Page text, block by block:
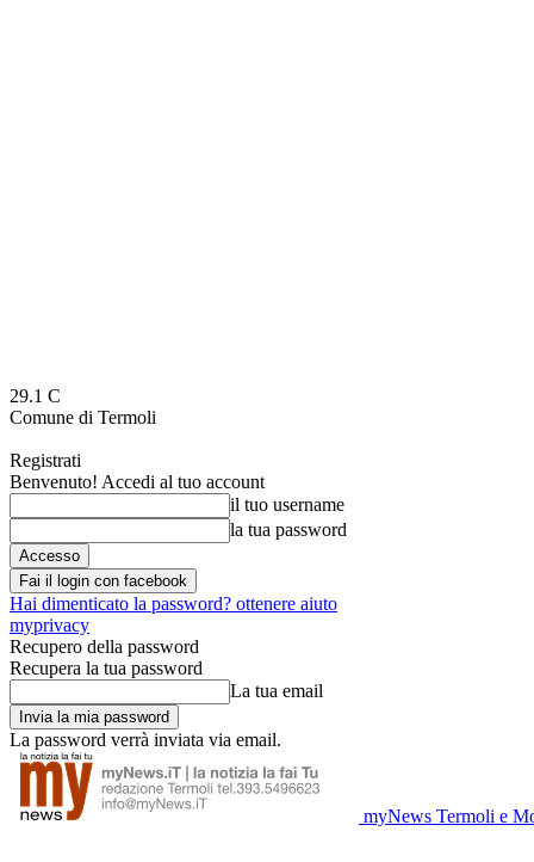
29.1 C
Comune di Termoli
Registrati
Benvenuto! Accedi al tuo account
il tuo username
la tua password
Fai il login con facebook
Hai dimenticato la password? ottenere aiuto
myprivacy
Recupero della password
Recupera la tua password
La tua email
La password verrà inviata via email.
myNews Termoli e